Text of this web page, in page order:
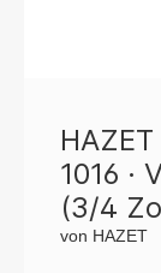
1016 ·
(3/4
von HAZET